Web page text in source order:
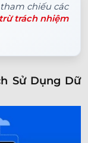
chiếu các
trách nhiệm
Sử Dụng Dữ